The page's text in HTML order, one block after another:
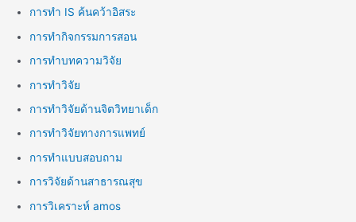
การทำ IS ค้นคว้าอิสระ
การทำกิจกรรมการสอน
การทำบทความวิจัย
การทำวิจัย
การทำวิจัยด้านจิตวิทยาเด็ก
การทำวิจัยทางการแพทย์
การทำแบบสอบถาม
การวิจัยด้านสาธารณสุข
การวิเคราะห์ amos